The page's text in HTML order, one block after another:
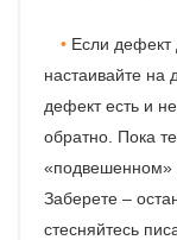
Если дефект
настаивайте на
дефект есть и
обратно. Пока
«подвешенном»
Заберете –
стесняйтесь